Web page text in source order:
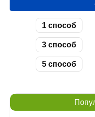
1 способ
3 способ
5 способ